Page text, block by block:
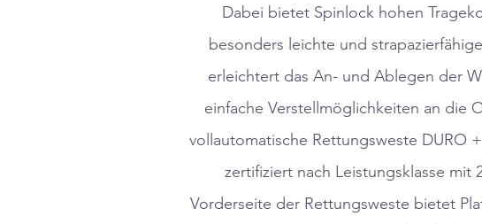
Dabei bietet Spinlock hohen
besonders leichte und
erleichtert das An- und Ablegen der
einfache Verstellmöglichkeiten an die
vollautomatische Rettungsweste DURO
zertifiziert nach Leistungsklasse mit
Vorderseite der Rettungsweste bietet